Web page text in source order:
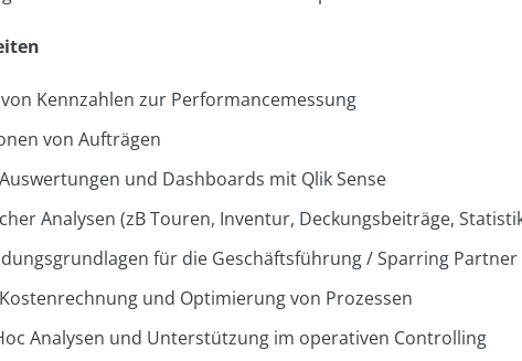
Kennzahlen zur Performancemessung
von Aufträgen
und Dashboards mit Qlik Sense
Analysen (zB Touren, Inventur, Deckungsbeiträge,
für die Geschäftsführung / Sparring Partner
und Optimierung von Prozessen
Analysen und Unterstützung im operativen Controlling